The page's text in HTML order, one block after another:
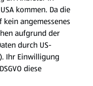
kommen. Da die
kein angemessenes
aufgrund der
durch US-
Ihr Einwilligung
diese